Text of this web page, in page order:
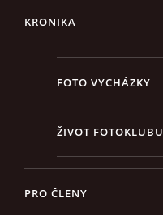
KRONIKA
FOTO VYCHÁZKY
ŽIVOT FOTOKLUBU
PRO ČLENY